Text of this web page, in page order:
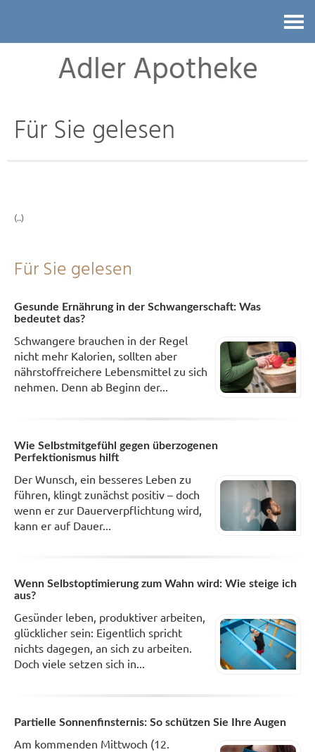
Adler Apotheke
Für Sie gelesen
(..)
Für Sie gelesen
Gesunde Ernährung in der Schwangerschaft: Was
bedeutet das?
Schwangere brauchen in der Regel
nicht mehr Kalorien, sollten aber
nährstoffreichere Lebensmittel zu sich
nehmen. Denn ab Beginn der...
Wie Selbstmitgefühl gegen überzogenen
Perfektionismus hilft
Der Wunsch, ein besseres Leben zu
führen, klingt zunächst positiv – doch
wenn er zur Dauerverpflichtung wird,
kann er auf Dauer...
Wenn Selbstoptimierung zum Wahn wird: Wie steige ich
aus?
Gesünder leben, produktiver arbeiten,
glücklicher sein: Eigentlich spricht
nichts dagegen, an sich zu arbeiten.
Doch viele setzen sich in...
Partielle Sonnenfinsternis: So schützen Sie Ihre Augen
Am kommenden Mittwoch (12.